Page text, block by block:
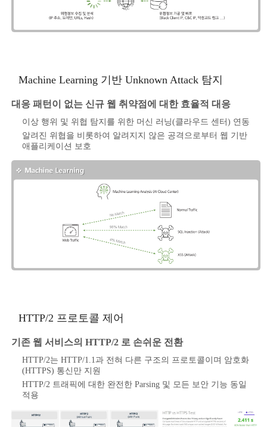
Machine Learning 기반 Unknown Attack 탐지
대응 패턴이 없는 신규 웹 취약점에 대한 효율적 대응
이상 행위 및 위협 탐지를 위한 머신 러닝(클라우드 센터) 연동
알려진 위협을 비롯하여 알려지지 않은 공격으로부터 웹 기반
애플리케이션 보호
HTTP/2 프로토콜 제어
기존 웹 서비스의 HTTP/2 로 손쉬운 전환
HTTP/2는 HTTP/1.1과 전혀 다른 구조의 프로토콜이며 암호화
(HTTPS) 통신만 지원
HTTP/2 트래픽에 대한 완전한 Parsing 및 모든 보안 기능 동일
적용